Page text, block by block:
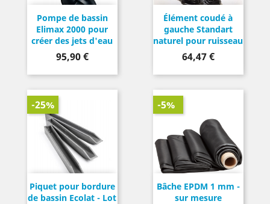
Pompe de bassin
Elimax 2000 pour
créer des jets d'eau
Prix
95,90 €
Élément coudé à
gauche Standart
naturel pour ruisseau
Prix
64,47 €
Piquet pour bordure
de bassin Ecolat - Lot
-25%
Bâche EPDM 1 mm -
sur mesure
-5%